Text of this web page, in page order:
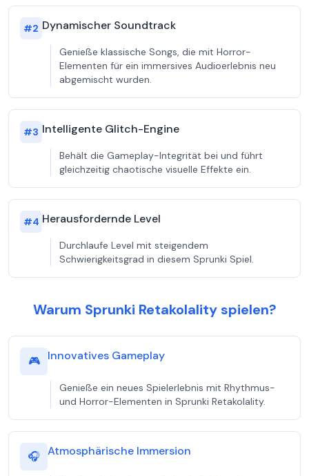
#2 Dynamischer Soundtrack
Genieße klassische Songs, die mit Horror-
Elementen für ein immersives Audioerlebnis neu
abgemischt wurden.
#3 Intelligente Glitch-Engine
Behält die Gameplay-Integrität bei und führt
gleichzeitig chaotische visuelle Effekte ein.
#4 Herausfordernde Level
Durchlaufe Level mit steigendem
Schwierigkeitsgrad in diesem Sprunki Spiel.
Warum Sprunki Retakolality spielen?
🎮 Innovatives Gameplay
Genieße ein neues Spielerlebnis mit Rhythmus-
und Horror-Elementen in Sprunki Retakolality.
🎧 Atmosphärische Immersion